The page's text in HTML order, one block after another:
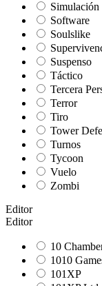
Simulación
Software
Soulslike
Suspenso
Táctico
Tercera
Terror
Tiro
Tower
Turnos
Tycoon
Vuelo
Zombi
Editor
Editor
10
1010
101XP